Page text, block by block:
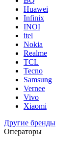
Huawei
Infinix
INOI
itel
Nokia
Realme
TCL
Tecno
Samsung
Vernee
Vivo
Xiaomi
Другие бренды
Операторы